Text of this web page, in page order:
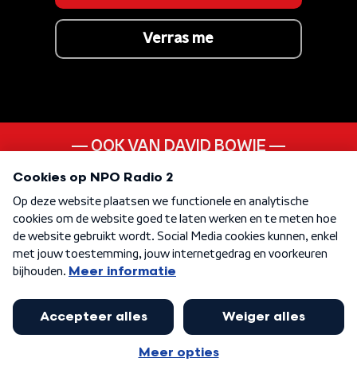
Verras me
OOK VAN DAVID BOWIE
Time
ANDER LIEDJE UIT DE
70s
KEN JE DEZE NOG
Ride Like The Wind